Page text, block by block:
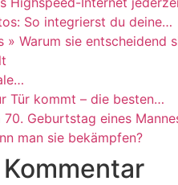
So integrierst du deine…
» Warum sie entscheidend
Tür kommt – die besten…
Geburtstag eines
man sie bekämpfen?